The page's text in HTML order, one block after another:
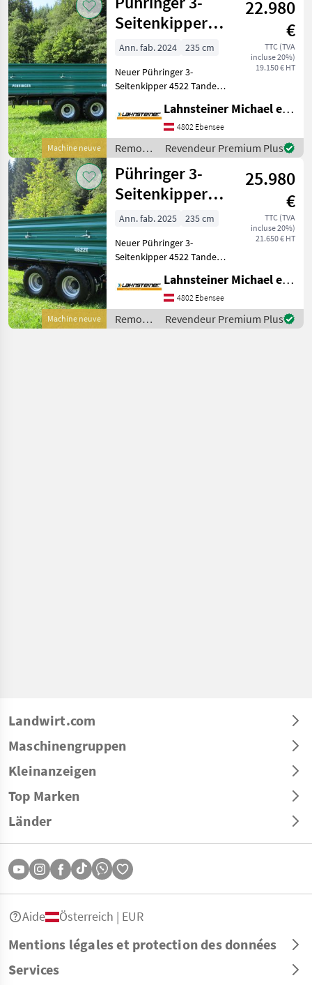
Aufsat
Pühringer
Machine neuve
Seitenkipper
4522 Tandem 12
to. L109
22.980
€
TTC (TVA
incluse 20%)
19.150 € HT
Ann. fab. 2024
235 cm
Neuer Pühringer 3-
Seitenkipper 4522 Tandem
Höchstgewicht,
Typenschein 25 km/h Land-
und Forstwirtschaft.
Wunschausstattung:
Grundbordwand 600mm,
Aufsat
Lahnsteiner Michael e.U.
4802 Ebensee
Remorques
/
Pühringer
Revendeur Premium Plus
Machine neuve
Pühringer 3-
Seitenkipper
4522 Tandem 12
to. L108
25.980
€
TTC (TVA
incluse 20%)
21.650 € HT
Ann. fab. 2025
235 cm
Neuer Pühringer 3-
Seitenkipper 4522 Tandem
Höchstgewicht,
Typenschein 25 km/h Land-
und Forstwirtschaft.
Wunschausstattung:
Lahnsteiner Michael e.U.
4802 Ebensee
Remorques
/
Revendeur Premium Plus
Landwirt.com
Maschinengruppen
Kleinanzeigen
Top Marken
Länder
Mentions légales et protection des données
Services
Aide Österreich | EUR